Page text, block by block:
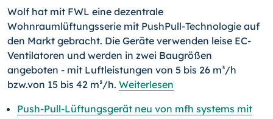
Wolf hat mit FWL eine dezentrale
Wohnraumlüftungsserie mit Push­Pull-Technologie auf
den Markt gebracht. Die Geräte verwenden leise EC-
Ven­ti­la­to­ren und werden in zwei Baugrößen
angeboten - mit Luft­leis­tun­gen von 5 bis 26 m³/h
bzw.von 15 bis 42 m³/h. Weiterlesen
Push-Pull-Lüftungsgerät neu von mfh systems mit